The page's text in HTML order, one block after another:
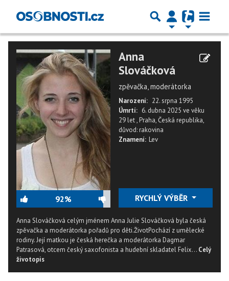
92%
Anna
Slováčková
zpěvačka, moderátorka
Narození: 22. srpna 1995
Úmrtí: 6. dubna 2025 ve věku
29 let, Praha, Česká republika,
důvod: rakovina
Znamení: Lev
RYCHLÝ VÝBĚR
Anna Slováčková celým jménem Anna Julie Slováčková byla česká
zpěvačka a moderátorka pořadů pro děti.ŽivotPochází z umělecké
rodiny. Její matkou je česká herečka a moderátorka Dagmar
Patrasová, otcem český saxofonista a hudební skladatel Felix... Celý
životopis